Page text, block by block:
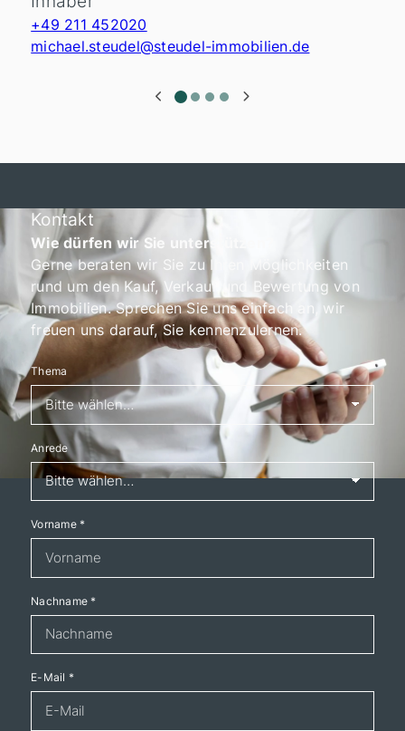
+49 211 452020
michael.steudel@steudel-immobilien.de
Kontakt
Wie dürfen wir Sie unterstützen?
Gerne beraten wir Sie zu Ihren Möglichkeiten
rund um den Kauf, Verkauf und Bewertung von
Immobilien. Sprechen Sie uns einfach an, wir
freuen uns darauf, Sie kennenzulernen.
Thema
Anrede
Vorname*
Nachname*
E-Mail *